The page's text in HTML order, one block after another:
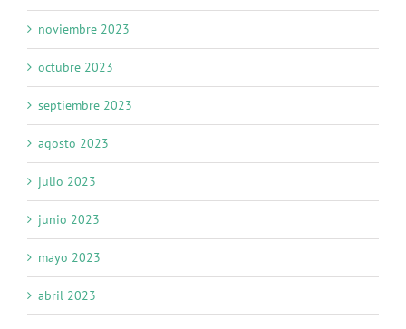
noviembre 2023
octubre 2023
septiembre 2023
agosto 2023
julio 2023
junio 2023
mayo 2023
abril 2023